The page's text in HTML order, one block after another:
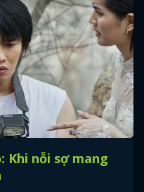
Khi nỗi sợ mang